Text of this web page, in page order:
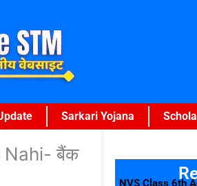
Sarkari Yojana
Nahi- बैंक
NVS Class 6th